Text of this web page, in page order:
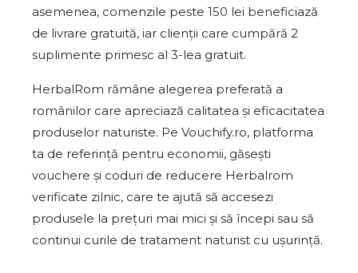
asemenea, comenzile peste 150 lei beneficiază
de livrare gratuită, iar clienții care cumpără 2
suplimente primesc al 3-lea gratuit.
HerbalRom rămâne alegerea preferată a
românilor care apreciază calitatea și eficacitatea
produselor naturiste. Pe Vouchify.ro, platforma
ta de referință pentru economii, găsești
vouchere și coduri de reducere Herbalrom
verificate zilnic, care te ajută să accesezi
produsele la prețuri mai mici și să începi sau să
continui curile de tratament naturist cu ușurință.